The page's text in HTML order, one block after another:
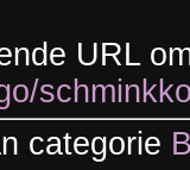
URL
categorie